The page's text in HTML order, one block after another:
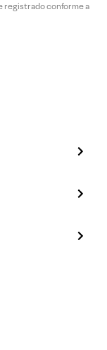
registrado conforme a